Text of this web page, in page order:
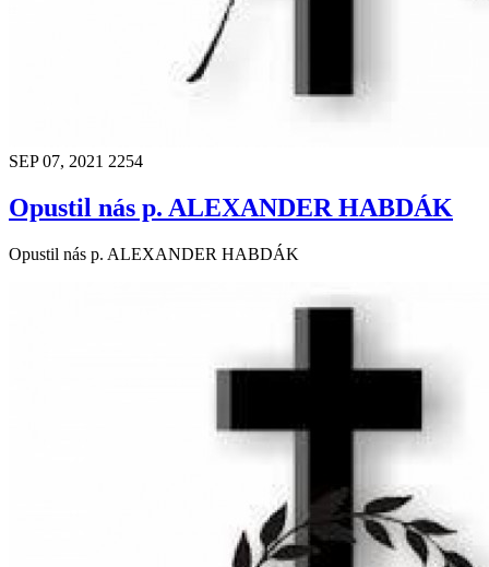
SEP 07, 2021 2254
Opustil nás p. ALEXANDER HABDÁK
Opustil nás p. ALEXANDER HABDÁK